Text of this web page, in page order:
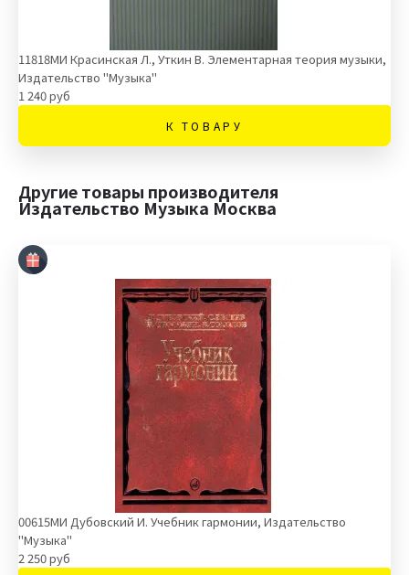
11818МИ Красинская Л., Уткин В. Элементарная теория музыки,
Издательство "Музыка"
1 240 руб
К ТОВАРУ
Другие товары производителя
Издательство Музыка Москва
00615МИ Дубовский И. Учебник гармонии, Издательство
"Музыка"
2 250 руб